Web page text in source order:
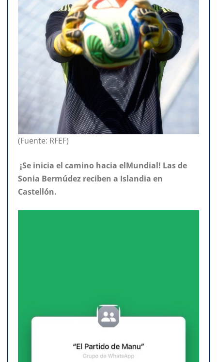
(Fuente: RFEF)
¡Se inicia el camino hacia elMundial! Las de
Sonia Bermúdez reciben a Islandia en
Castellón.